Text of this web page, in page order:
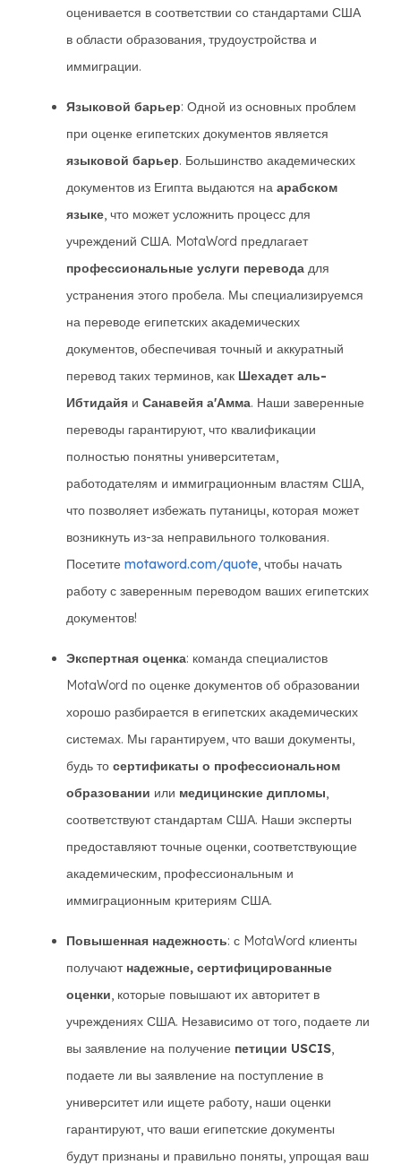
оценивается в соответствии со стандартами США
в области образования, трудоустройства и
иммиграции.
Языковой барьер: Одной из основных проблем
при оценке египетских документов является
языковой барьер. Большинство академических
документов из Египта выдаются на арабском
языке, что может усложнить процесс для
учреждений США. MotaWord предлагает
профессиональные услуги перевода для
устранения этого пробела. Мы специализируемся
на переводе египетских академических
документов, обеспечивая точный и аккуратный
перевод таких терминов, как Шехадет аль-
Ибтидайя и Санавейя а'Амма. Наши заверенные
переводы гарантируют, что квалификации
полностью понятны университетам,
работодателям и иммиграционным властям США,
что позволяет избежать путаницы, которая может
возникнуть из-за неправильного толкования.
Посетите motaword.com/quote, чтобы начать
работу с заверенным переводом ваших египетских
документов!
Экспертная оценка: команда специалистов
MotaWord по оценке документов об образовании
хорошо разбирается в египетских академических
системах. Мы гарантируем, что ваши документы,
будь то сертификаты о профессиональном
образовании или медицинские дипломы,
соответствуют стандартам США. Наши эксперты
предоставляют точные оценки, соответствующие
академическим, профессиональным и
иммиграционным критериям США.
Повышенная надежность: с MotaWord клиенты
получают надежные, сертифицированные
оценки, которые повышают их авторитет в
учреждениях США. Независимо от того, подаете ли
вы заявление на получение петиции USCIS,
подаете ли вы заявление на поступление в
университет или ищете работу, наши оценки
гарантируют, что ваши египетские документы
будут признаны и правильно поняты, упрощая ваш